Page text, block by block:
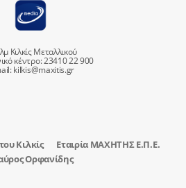
Κιλκίς Μεταλλικού
κέντρο: 23410 22 900
kilkis@maxitis.gr
Κιλκίς
Εταιρία ΜΑΧΗΤΗΣ Ε.Π.Ε.
Ορφανίδης